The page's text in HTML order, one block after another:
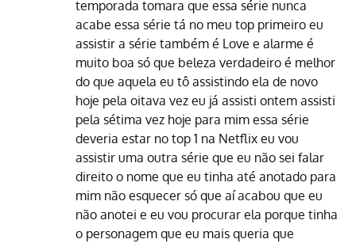
temporada tomara que essa série nunca
acabe essa série tá no meu top primeiro eu
assistir a série também é Love e alarme é
muito boa só que beleza verdadeiro é melhor
do que aquela eu tô assistindo ela de novo
hoje pela oitava vez eu já assisti ontem assisti
pela sétima vez hoje para mim essa série
deveria estar no top 1 na Netflix eu vou
assistir uma outra série que eu não sei falar
direito o nome que eu tinha até anotado para
mim não esquecer só que aí acabou que eu
não anotei e eu vou procurar ela porque tinha
o personagem que eu mais queria que